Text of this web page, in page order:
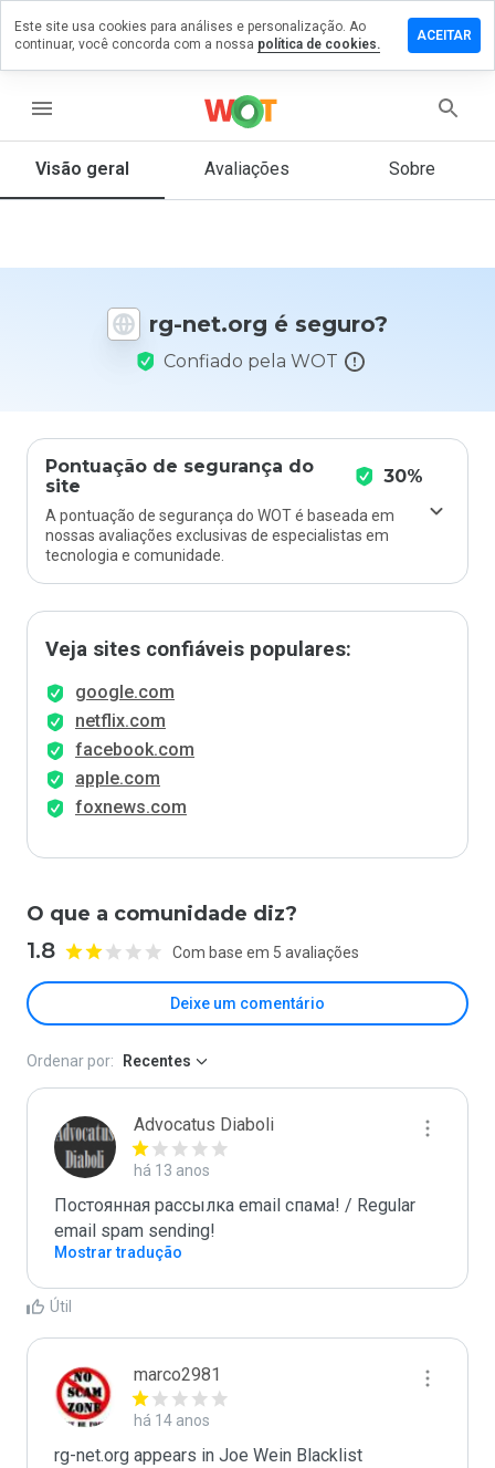
menu
Visão geral Avaliações Sobre
rg-net.org é seguro?
Confiado pela WOT
Pontuação de segurança do
site
30%
A pontuação de segurança do WOT é baseada em
nossas avaliações exclusivas de especialistas em
tecnologia e comunidade.
Veja sites confiáveis populares:
google.com
netflix.com
facebook.com
apple.com
foxnews.com
O que a comunidade diz?
1.8 Com base em 5 avaliações
Deixe um comentário
um
rg-
que
Ordenar por: Recentes
Advocatus Diaboli
há 13 anos
Постоянная рассылка email спама! / Regular
email spam sending!
Mostrar tradução
Útil
marco2981
há 14 anos
rg-net.org appears in Joe Wein Blacklist
Este site usa cookies para análises e personalização. Ao
continuar, você concorda com a nossa política de cookies.
ACEITAR